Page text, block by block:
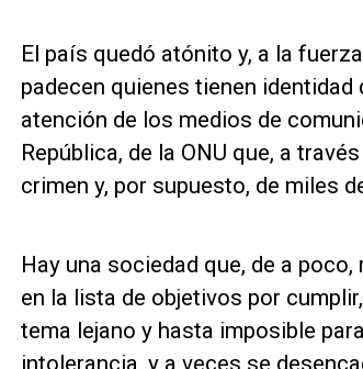
El país quedó atónito y, a la
padecen quienes tienen
atención de los medios de
República, de la ONU que, a
crimen y, por supuesto, de miles
Hay una sociedad que, de a
en la lista de objetivos por
tema lejano y hasta imposible